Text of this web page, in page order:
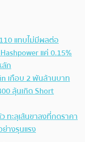
แทบไม่มีผลต่อ
แค่ 0.15%
ลัก
เกือบ 2 พันล้านบาท
ลุ้นเกิด Short
ะลุเส้นขาลงที่กดราคา
างรุนแรง